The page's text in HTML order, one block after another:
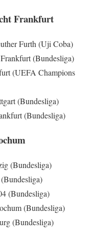
Frankfurt
Furth (Uji Coba)
(Bundesliga)
(UEFA Champions
(Bundesliga)
(Bundesliga)
(Bundesliga)
(Bundesliga)
(Bundesliga)
(Bundesliga)